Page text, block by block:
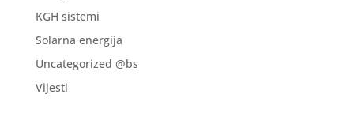
KGH sistemi
Solarna energija
Uncategorized @bs
Vijesti